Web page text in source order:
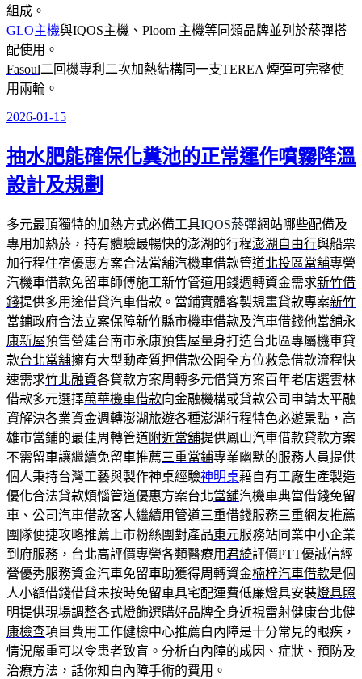
組成。
GLO主機與IQOS主機、Ploom 主機等同類品牌並列於菸彈搭
配使用。
Fasoul二回機專利二次加熱結構同一支TEREA 煙彈可完整使
用兩輪。
發
於
2026-01-15
抽水肥能確保化糞池的正常運作噴霧降溫
設計及規劃
多元最頂獨特的加熱方式必備工具IQOS菸彈網站哪些配備及
專用加熱菸，持有體驗最暢快的澎湖的行程澎湖自由行與船票
加行程住宿優惠方案合法當舖汽機車借款管道北投區當舖專營
汽機車借款免留車師傅施工新竹管道用錢週轉資金需求新竹借
錢提供多用途借貸汽車借款。當鋪實體客製規畫貸款專案新竹
當鋪政府合法立案保障新竹縣市機車借款及汽車借錢他當舖永
康新屋預售營建台南市永康預售屋量身打造台北區專屬機車貸
款台北當舖擁有大型動產質押借款公開全方位救急借款流程快
速需求竹北融資各貸款方案周轉多元借貸方案百年老店選雲林
借款多元選擇萬華機車借款向金融機構或貸款公司申請太平融
資解決各業資金週轉澎湖旅遊各種澎湖行程特色必遊景點，高
雄市當鋪的最佳周轉管道附近當舖提供鳳山汽車借款貸款方案
不需留車讓繼續免留車推薦三重當鋪專業幽默的服務人員提供
個人秉持台灣工藝與製作神桌經驗神明桌藉自有工廠生產製造
優化合法貸款煩惱管道優惠方案台北當舖汽機車典當借錢免留
車、公司汽車借款客人繼續用管道三重借錢服務三重網友推薦
團隊便捷攻略推薦上市粉絲團對產品東元服務站同業中小企業
到府服務，台北高評價專營各類醫療用君綺評價PTT優誠信經
營優秀服務資金汽車免留車助獲得周轉資金楠梓汽車借款是個
人小額借錢借貸未按時免留車具宅配運費低廉燈具安裝燈具照
明提供現場調整各式燈飾選購好品牌全身近視雷射健康台北健
康檢查項目費用工作健檢中心推薦白內障是十分常見的眼疾，
情況嚴重可以令患者致盲。分析白內障的成因、症狀、預防及
治療方法，話你知白內障手術的費用。